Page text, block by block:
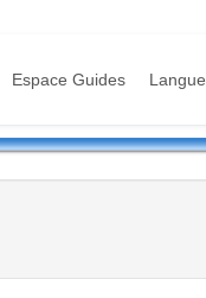
Espace Guides Langue